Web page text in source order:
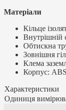
Матеріали
Кільце
Внутрішній
Обтискна
Зовнішня
Клема
Корпус:
Характеристики
Одиниця